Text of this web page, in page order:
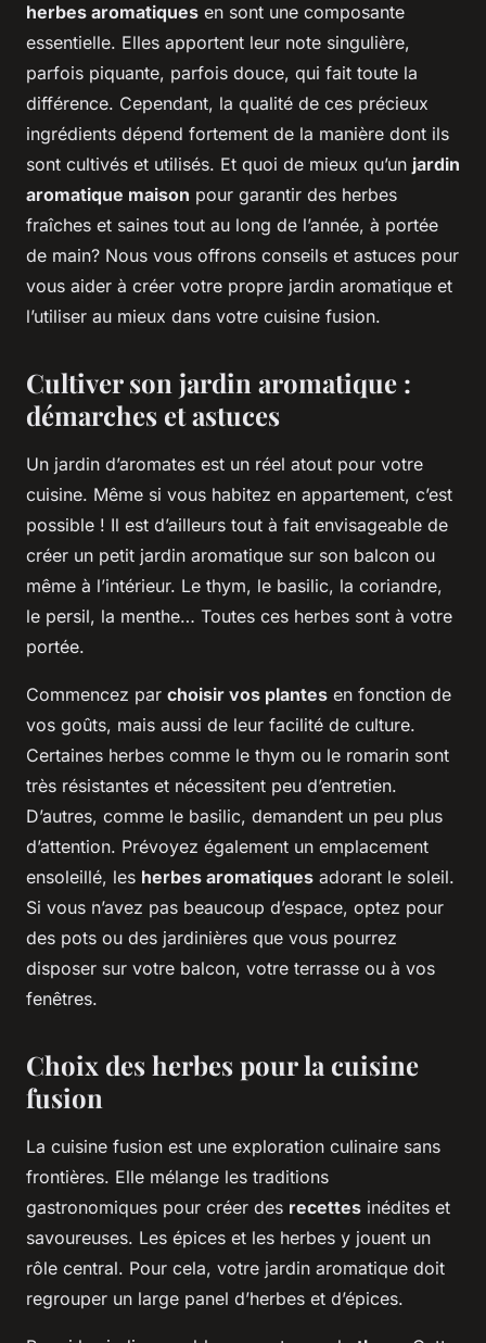
herbes aromatiques en sont une composante
essentielle. Elles apportent leur note singulière,
parfois piquante, parfois douce, qui fait toute la
différence. Cependant, la qualité de ces précieux
ingrédients dépend fortement de la manière dont ils
sont cultivés et utilisés. Et quoi de mieux qu’un jardin
aromatique maison pour garantir des herbes
fraîches et saines tout au long de l’année, à portée
de main? Nous vous offrons conseils et astuces pour
vous aider à créer votre propre jardin aromatique et
l’utiliser au mieux dans votre cuisine fusion.
Cultiver son jardin aromatique :
démarches et astuces
Un jardin d’aromates est un réel atout pour votre
cuisine. Même si vous habitez en appartement, c’est
possible ! Il est d’ailleurs tout à fait envisageable de
créer un petit jardin aromatique sur son balcon ou
même à l’intérieur. Le thym, le basilic, la coriandre,
le persil, la menthe… Toutes ces herbes sont à votre
portée.
Commencez par choisir vos plantes en fonction de
vos goûts, mais aussi de leur facilité de culture.
Certaines herbes comme le thym ou le romarin sont
très résistantes et nécessitent peu d’entretien.
D’autres, comme le basilic, demandent un peu plus
d’attention. Prévoyez également un emplacement
ensoleillé, les herbes aromatiques adorant le soleil.
Si vous n’avez pas beaucoup d’espace, optez pour
des pots ou des jardinières que vous pourrez
disposer sur votre balcon, votre terrasse ou à vos
fenêtres.
Choix des herbes pour la cuisine
fusion
La cuisine fusion est une exploration culinaire sans
frontières. Elle mélange les traditions
gastronomiques pour créer des recettes inédites et
savoureuses. Les épices et les herbes y jouent un
rôle central. Pour cela, votre jardin aromatique doit
regrouper un large panel d’herbes et d’épices.